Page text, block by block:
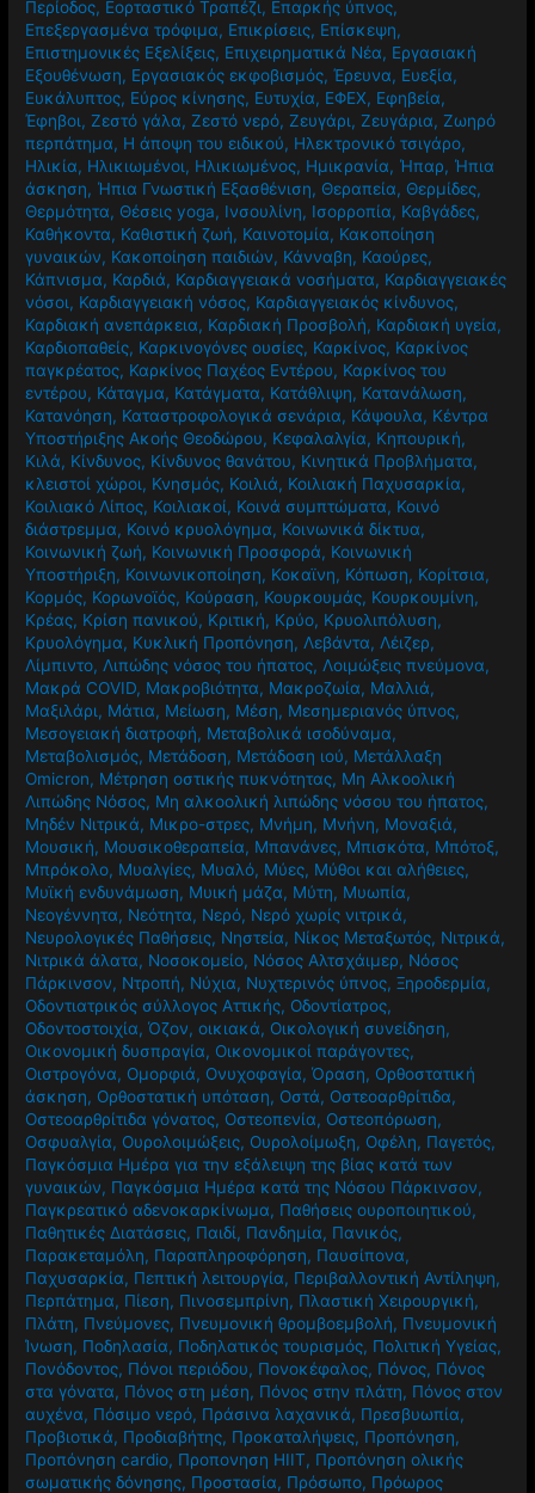
Περίοδος, Εορταστικό Τραπέζι, Επαρκής ύπνος,
Επεξεργασμένα τρόφιμα, Επικρίσεις, Επίσκεψη,
Επιστημονικές Εξελίξεις, Επιχειρηματικά Νέα, Εργασιακή
Εξουθένωση, Εργασιακός εκφοβισμός,Έρευνα, Ευεξία,
Ευκάλυπτος, Εύρος κίνησης, Ευτυχία, ΕΦΕΧ, Εφηβεία,
Έφηβοι,Ζεστό γάλα,Ζεστό νερό,Ζευγάρι,Ζευγάρια,Ζωηρό
περπάτημα, Η άποψη του ειδικού, Ηλεκτρονικό τσιγάρο,
Ηλικία, Ηλικιωμένοι, Ηλικιωμένος, Ημικρανία, Ήπαρ, Ήπια
άσκηση, Ήπια Γνωστική Εξασθένιση, Θεραπεία, Θερμίδες,
Θερμότητα, Θέσεις yoga, Ινσουλίνη, Ισορροπία, Καβγάδες,
Καθήκοντα, Καθιστική ζωή, Καινοτομία, Κακοποίηση
γυναικών, Κακοποίηση παιδιών, Κάνναβη, Καούρες,
Κάπνισμα, Καρδιά, Καρδιαγγειακά νοσήματα, Καρδιαγγειακές
νόσοι, Καρδιαγγειακή νόσος, Καρδιαγγειακός κίνδυνος,
Καρδιακή ανεπάρκεια, Καρδιακή Προσβολή, Καρδιακή υγεία,
Καρδιοπαθείς, Καρκινογόνες ουσίες, Καρκίνος, Καρκίνος
παγκρέατος, Καρκίνος Παχέος Εντέρου, Καρκίνος του
εντέρου, Κάταγμα, Κατάγματα, Κατάθλιψη, Κατανάλωση,
Κατανόηση, Καταστροφολογικά σενάρια, Κάψουλα, Κέντρα
Υποστήριξης Ακοής Θεοδώρου, Κεφαλαλγία, Κηπουρική,
Κιλά, Κίνδυνος, Κίνδυνος θανάτου, Κινητικά Προβλήματα,
κλειστοί χώροι, Κνησμός, Κοιλιά, Κοιλιακή Παχυσαρκία,
Κοιλιακό Λίπος, Κοιλιακοί, Κοινά συμπτώματα, Κοινό
διάστρεμμα, Κοινό κρυολόγημα, Κοινωνικά δίκτυα,
Κοινωνική ζωή, Κοινωνική Προσφορά, Κοινωνική
Υποστήριξη, Κοινωνικοποίηση, Κοκαϊνη, Κόπωση, Κορίτσια,
Κορμός, Κορωνοϊός, Κούραση, Κουρκουμάς, Κουρκουμίνη,
Κρέας, Κρίση πανικού, Κριτική, Κρύο, Κρυολιπόλυση,
Κρυολόγημα, Κυκλική Προπόνηση, Λεβάντα, Λέιζερ,
Λίμπιντο, Λιπώδης νόσος του ήπατος, Λοιμώξεις πνεύμονα,
Μακρά COVID, Μακροβιότητα, Μακροζωία, Μαλλιά,
Μαξιλάρι, Μάτια, Μείωση, Μέση, Μεσημεριανός ύπνος,
Μεσογειακή διατροφή, Μεταβολικά ισοδύναμα,
Μεταβολισμός, Μετάδοση, Μετάδοση ιού, Μετάλλαξη
Omicron, Μέτρηση οστικής πυκνότητας, Μη Αλκοολική
Λιπώδης Νόσος, Μη αλκοολική λιπώδης νόσου του ήπατος,
Μηδέν Νιτρικά, Μικρο-στρες, Μνήμη, Μνήνη, Μοναξιά,
Μουσική, Μουσικοθεραπεία, Μπανάνες, Μπισκότα, Μπότοξ,
Μπρόκολο, Μυαλγίες, Μυαλό, Μύες, Μύθοι και αλήθειες,
Μυϊκή ενδυνάμωση, Μυική μάζα, Μύτη, Μυωπία,
Νεογέννητα, Νεότητα, Νερό, Νερό χωρίς νιτρικά,
Νευρολογικές Παθήσεις, Νηστεία, Νίκος Μεταξωτός, Νιτρικά,
Νιτρικά άλατα, Νοσοκομείο, Νόσος Αλτσχάιμερ, Νόσος
Πάρκινσον, Ντροπή, Νύχια, Νυχτερινός ύπνος,Ξηροδερμία,
Οδοντιατρικός σύλλογος Αττικής, Οδοντίατρος,
Οδοντοστοιχία,Όζον,οικιακά, Οικολογική συνείδηση,
Οικονομική δυσπραγία, Οικονομικοί παράγοντες,
Οιστρογόνα, Ομορφιά, Ονυχοφαγία,Όραση, Ορθοστατική
άσκηση, Ορθοστατική υπόταση, Οστά, Οστεοαρθρίτιδα,
Οστεοαρθρίτιδα γόνατος, Οστεοπενία, Οστεοπόρωση,
Οσφυαλγία, Ουρολοιμώξεις, Ουρολοίμωξη, Οφέλη, Παγετός,
Παγκόσμια Ημέρα για την εξάλειψη της βίας κατά των
γυναικών, Παγκόσμια Ημέρα κατά της Νόσου Πάρκινσον,
Παγκρεατικό αδενοκαρκίνωμα, Παθήσεις ουροποιητικού,
Παθητικές Διατάσεις, Παιδί, Πανδημία, Πανικός,
Παρακεταμόλη, Παραπληροφόρηση, Παυσίπονα,
Παχυσαρκία, Πεπτική λειτουργία, Περιβαλλοντική Αντίληψη,
Περπάτημα, Πίεση, Πινοσεμπρίνη, Πλαστική Χειρουργική,
Πλάτη, Πνεύμονες, Πνευμονική θρομβοεμβολή, Πνευμονική
Ίνωση, Ποδηλασία, Ποδηλατικός τουρισμός, Πολιτική Υγείας,
Πονόδοντος, Πόνοι περιόδου, Πονοκέφαλος, Πόνος, Πόνος
στα γόνατα, Πόνος στη μέση, Πόνος στην πλάτη, Πόνος στον
αυχένα, Πόσιμο νερό, Πράσινα λαχανικά, Πρεσβυωπία,
Προβιοτικά, Προδιαβήτης, Προκαταλήψεις, Προπόνηση,
Προπόνηση cardio, Προπονηση HIIT, Προπόνηση ολικής
σωματικής δόνησης, Προστασία, Πρόσωπο, Πρόωρος